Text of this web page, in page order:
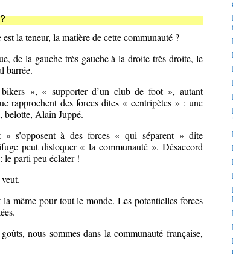
la teneur, la matière de cette communauté ?
de la gauche-très-gauche à la droite-très-droite, le
barrée.
», « supporter d’un club de foot », autant
rapprochent des forces dites « centripètes » : une
belotte, Alain Juppé.
s’opposent à des forces « qui séparent » dite
peut disloquer « la communauté ». Désaccord
le parti peu éclater !
même pour tout le monde. Les potentielles forces
nous sommes dans la communauté française,